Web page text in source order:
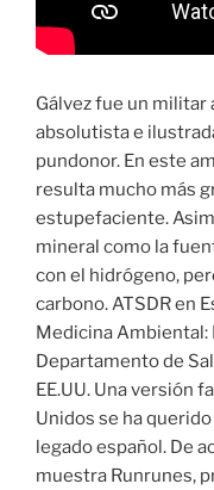
Gálvez fue un militar
absolutista e
pundonor. En este
resulta mucho más
estupefaciente.
mineral como la
con el hidrógeno,
carbono. ATSDR en
Medicina Ambiental:
Departamento de
EE.UU. Una versión
Unidos se ha
legado español. De
muestra Runrunes,